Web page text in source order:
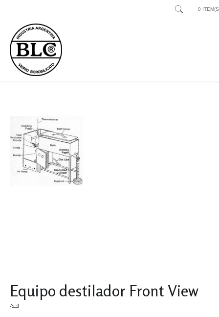
0
Equipo destilador Front View